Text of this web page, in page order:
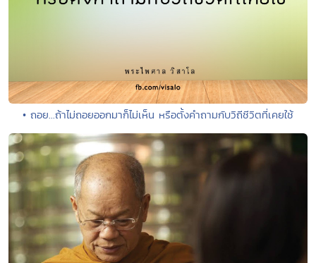
• ถอย...ถ้าไม่ถอยออกมาก็ไม่เห็น หรือตั้งคำถามกับวิถีชีวิตที่เคยใช้